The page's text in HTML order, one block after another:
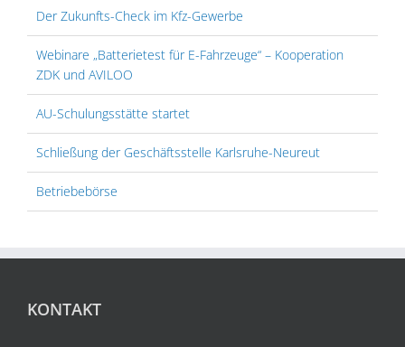
Der Zukunfts-Check im Kfz-Gewerbe
Webinare „Batterietest für E-Fahrzeuge“ – Kooperation
ZDK und AVILOO
AU-Schulungsstätte startet
Schließung der Geschäftsstelle Karlsruhe-Neureut
Betriebebörse
KONTAKT